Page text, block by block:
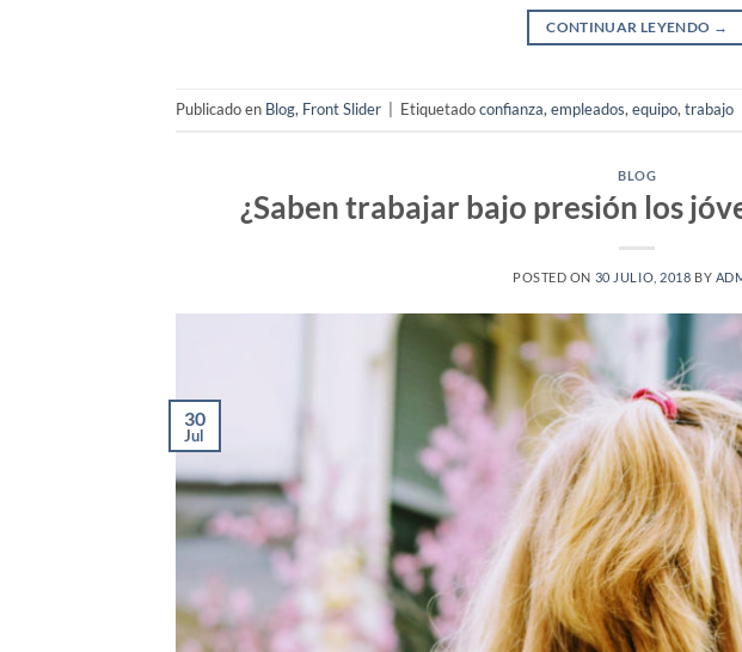
CONTINUAR LEYENDO →
Publicado en Blog, Front Slider Etiquetadoconfianza, empleados, equipo, trabajo
BLOG
¿Saben trabajar bajo presión los
POSTED ON 30 JULIO, 2018 BY
30
Jul